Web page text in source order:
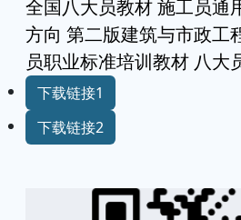
全国八大员教材 施工员通
方向 第二版建筑与市政工
员职业标准培训教材 八大
下载链接1
下载链接2